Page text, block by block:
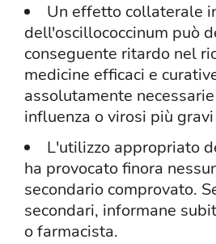
Un effetto collaterale
dell'oscillococcinum può
conseguente ritardo nel
medicine efficaci e
assolutamente
influenza o virosi più gravi
L'utilizzo appropriato
ha provocato finora
secondario comprovato.
secondari, informane
o farmacista.